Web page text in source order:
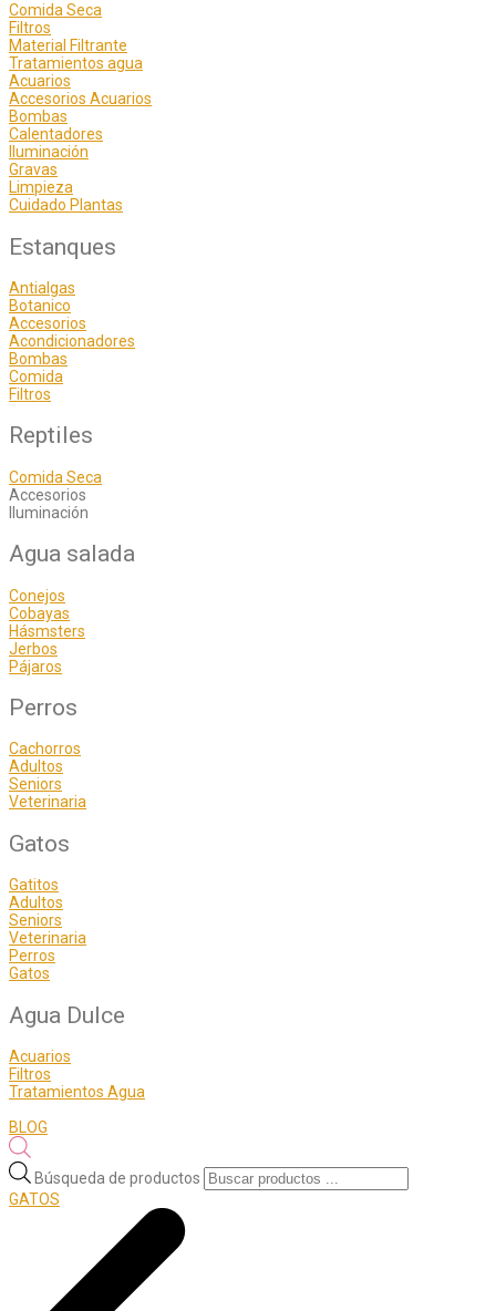
Comida Seca
Filtros
Material Filtrante
Tratamientos agua
Acuarios
Accesorios Acuarios
Bombas
Calentadores
Iluminación
Gravas
Limpieza
Cuidado Plantas
Estanques
Antialgas
Botanico
Accesorios
Acondicionadores
Bombas
Comida
Filtros
Reptiles
Comida Seca
Accesorios
Iluminación
Agua salada
Conejos
Cobayas
Hásmsters
Jerbos
Pájaros
Perros
Cachorros
Adultos
Seniors
Veterinaria
Gatos
Gatitos
Adultos
Seniors
Veterinaria
Perros
Gatos
Agua Dulce
Acuarios
Filtros
Tratamientos Agua
BLOG
Búsqueda de productos
GATOS